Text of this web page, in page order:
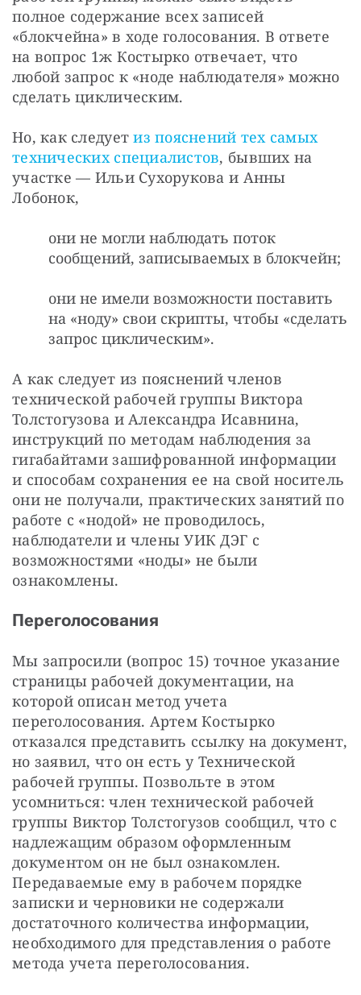
полное содержание всех записей
«блокчейна» в ходе голосования. В ответе
на вопрос 1ж Костырко отвечает, что
любой запрос к «ноде наблюдателя» можно
сделать циклическим.
Но, как следует из пояснений тех самых
технических специалистов, бывших на
участке — Ильи Сухорукова и Анны
Лобонок,
они не могли наблюдать поток
сообщений, записываемых в блокчейн;
они не имели возможности поставить
на «ноду» свои скрипты, чтобы «сделать
запрос циклическим».
А как следует из пояснений членов
технической рабочей группы Виктора
Толстогузова и Александра Исавнина,
инструкций по методам наблюдения за
гигабайтами зашифрованной информации
и способам сохранения ее на свой носитель
они не получали, практических занятий по
работе с «нодой» не проводилось,
наблюдатели и члены УИК ДЭГ с
возможностями «ноды» не были
ознакомлены.
Переголосования
Мы запросили (вопрос 15) точное указание
страницы рабочей документации, на
которой описан метод учета
переголосования. Артем Костырко
отказался представить ссылку на документ,
но заявил, что он есть у Технической
рабочей группы. Позвольте в этом
усомниться: член технической рабочей
группы Виктор Толстогузов сообщил, что с
надлежащим образом оформленным
документом он не был ознакомлен.
Передаваемые ему в рабочем порядке
записки и черновики не содержали
достаточного количества информации,
необходимого для представления о работе
метода учета переголосования.